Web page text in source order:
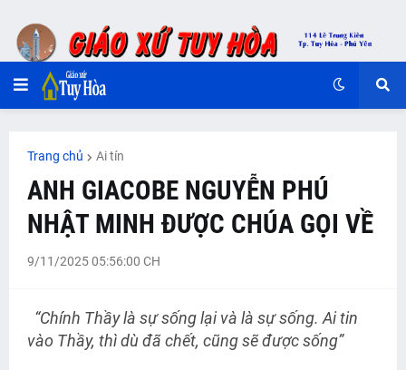
Trang chủ Ai tín
ANH GIACOBE NGUYỄN PHÚ
NHẬT MINH ĐƯỢC CHÚA GỌI VỀ
9/11/2025 05:56:00 CH
“Chính Thầy là sự sống lại và là sự sống. Ai tin
vào Thầy, thì dù đã chết, cũng sẽ được sống”